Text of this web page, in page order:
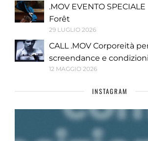
.MOV EVENTO SPECIALE
Forêt
29 LUGLIO 2026
CALL .MOV Corporeità
screendance e
12 MAGGIO 2026
INSTAGRAM